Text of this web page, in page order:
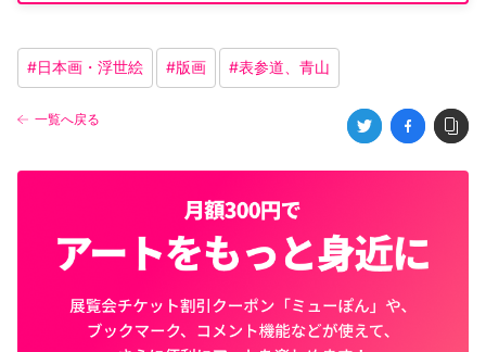
#日本画・浮世絵 #版画 #表参道、青山
一覧へ戻る